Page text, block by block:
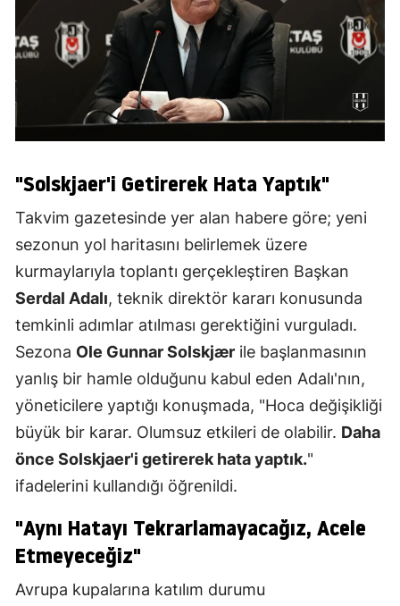
"Solskjaer'i Getirerek Hata Yaptık"
Takvim gazetesinde yer alan habere göre; yeni
sezonun yol haritasını belirlemek üzere
kurmaylarıyla toplantı gerçekleştiren Başkan
Serdal Adalı, teknik direktör kararı konusunda
temkinli adımlar atılması gerektiğini vurguladı.
Sezona Ole Gunnar Solskjær ile başlanmasının
yanlış bir hamle olduğunu kabul eden Adalı'nın,
yöneticilere yaptığı konuşmada, "Hoca değişikliği
büyük bir karar. Olumsuz etkileri de olabilir. Daha
önce Solskjaer'i getirerek hata yaptık."
ifadelerini kullandığı öğrenildi.
"Aynı Hatayı Tekrarlamayacağız, Acele
Etmeyeceğiz"
Avrupa kupalarına katılım durumu